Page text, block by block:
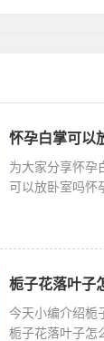
怀孕白掌可以
为大家分享怀孕
可以放卧室吗怀
栀子花落叶子
今天小编介绍栀
栀子花落叶子怎